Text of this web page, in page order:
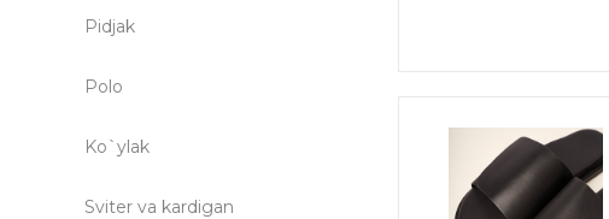
Pidjak
Polo
Ko`ylak
Sviter va kardigan